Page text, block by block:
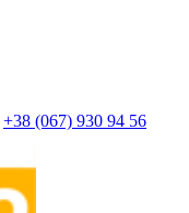
+38 (067) 930 94 56